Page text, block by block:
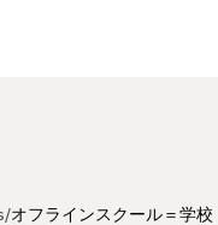
/オフラインスクール＝学校